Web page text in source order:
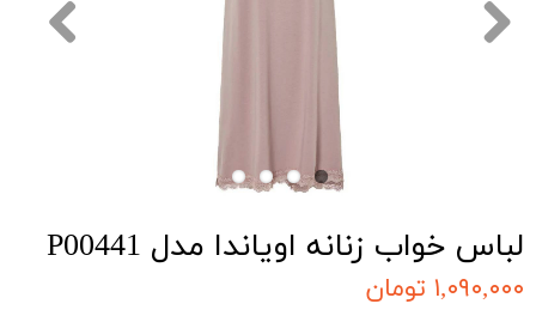
لباس خواب زنانه اویاندا مدل P00441
۱,۰۹۰,۰۰۰ تومان